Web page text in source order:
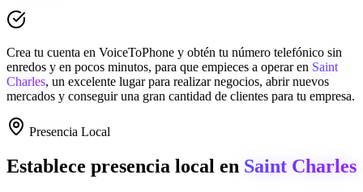
Crea tu cuenta en VoiceToPhone y obtén tu número telefónico sin
enredos y en pocos minutos, para que empieces a operar en Saint
Charles, un excelente lugar para realizar negocios, abrir nuevos
mercados y conseguir una gran cantidad de clientes para tu empresa.
Presencia Local
Establece presencia local en Saint Charles